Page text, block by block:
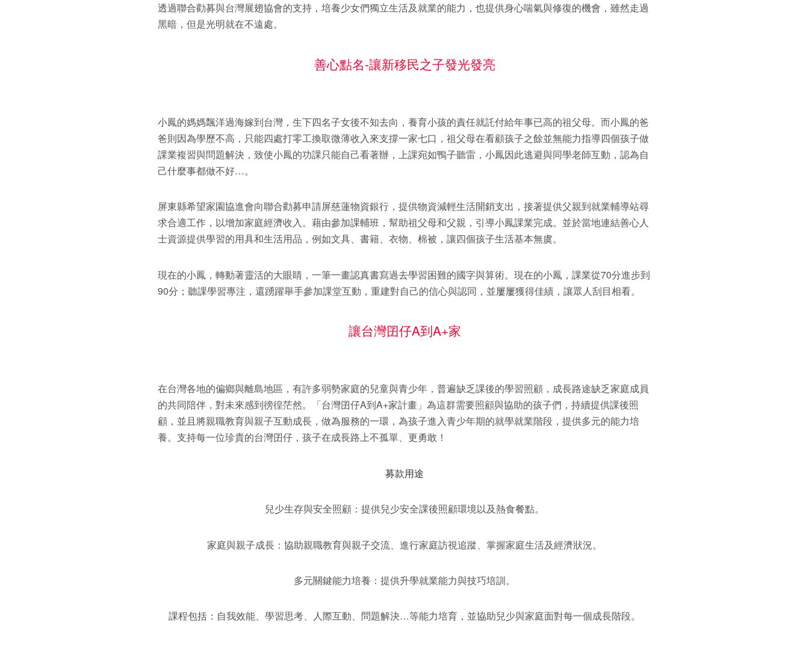
透過聯合勸募與台灣展翅協會的支持，培養少女們獨立生活及就業的能力，也提供身心喘氣與修復的機會，雖然走過
黑暗，但是光明就在不遠處。
善心點名-讓新移民之子發光發亮
小鳳的媽媽飄洋過海嫁到台灣，生下四名子女後不知去向，養育小孩的責任就託付給年事已高的祖父母。而小鳳的爸
爸則因為學歷不高，只能四處打零工換取微薄收入來支撐一家七口，祖父母在看顧孩子之餘並無能力指導四個孩子做
課業複習與問題解決，致使小鳳的功課只能自己看著辦，上課宛如鴨子聽雷，小鳳因此逃避與同學老師互動，認為自
己什麼事都做不好…。
屏東縣希望家園協進會向聯合勸募申請屏慈蓮物資銀行，提供物資減輕生活開銷支出，接著提供父親到就業輔導站尋
求合適工作，以增加家庭經濟收入。藉由參加課輔班，幫助祖父母和父親，引導小鳳課業完成。並於當地連結善心人
士資源提供學習的用具和生活用品，例如文具、書籍、衣物、棉被，讓四個孩子生活基本無虞。
現在的小鳳，轉動著靈活的大眼睛，一筆一畫認真書寫過去學習困難的國字與算術。現在的小鳳，課業從70分進步到
90分；聽課學習專注，還踴躍舉手參加課堂互動，重建對自己的信心與認同，並屢屢獲得佳績，讓眾人刮目相看。
讓台灣囝仔A到A+家
在台灣各地的偏鄉與離島地區，有許多弱勢家庭的兒童與青少年，普遍缺乏課後的學習照顧，成長路途缺乏家庭成員
的共同陪伴，對未來感到徬徨茫然。「台灣囝仔A到A+家計畫」為這群需要照顧與協助的孩子們，持續提供課後照
顧，並且將親職教育與親子互動成長，做為服務的一環，為孩子進入青少年期的就學就業階段，提供多元的能力培
養。支持每一位珍貴的台灣囝仔，孩子在成長路上不孤單、更勇敢！
募款用途
兒少生存與安全照顧：提供兒少安全課後照顧環境以及熱食餐點。
家庭與親子成長：協助親職教育與親子交流、進行家庭訪視追蹤、掌握家庭生活及經濟狀況。
多元關鍵能力培養：提供升學就業能力與技巧培訓。
課程包括：自我效能、學習思考、人際互動、問題解決…等能力培育，並協助兒少與家庭面對每一個成長階段。